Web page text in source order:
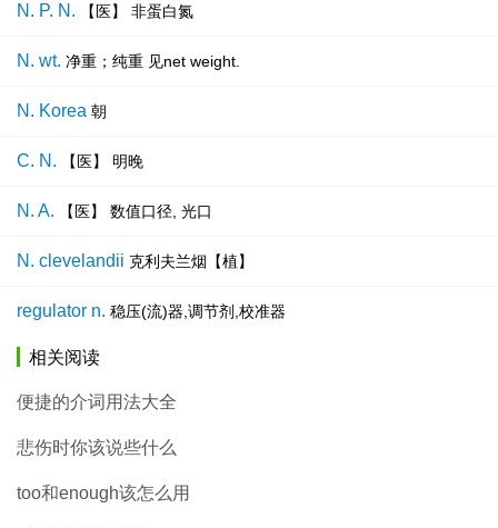
N. P. N. 【医】 非蛋白氮
N. wt. 净重；纯重 见net weight.
N. Korea 朝
C. N. 【医】 明晚
N. A. 【医】 数值口径, 光口
N. clevelandii 克利夫兰烟【植】
regulator n. 稳压(流)器,调节剂,校准器
相关阅读
便捷的介词用法大全
悲伤时你该说些什么
too和enough该怎么用